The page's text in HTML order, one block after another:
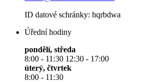
ID datové schránky: hqrbdwa
Úřední hodiny
pondělí, středa
8:00 - 11:30 12:30 - 17:00
úterý, čtvrtek
8:00 - 11:30